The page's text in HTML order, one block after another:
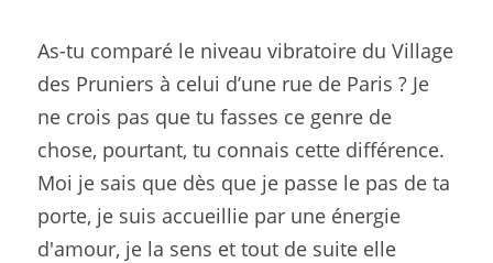
As-tu comparé le niveau vibratoire du Village
des Pruniers à celui d’une rue de Paris ? Je
ne crois pas que tu fasses ce genre de
chose, pourtant, tu connais cette différence.
Moi je sais que dès que je passe le pas de ta
porte, je suis accueillie par une énergie
d'amour, je la sens et tout de suite elle